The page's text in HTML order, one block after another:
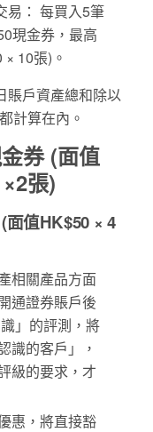
易： 每買入5筆
現金券，最高
10張)。
賬戶資產總和除以
計算在內。
券 (面值
張)
值HK$50 × 4
相關產品方面
通證券賬戶後
」的評測，將
識的客戶」，
級的要求，才
惠，將直接豁